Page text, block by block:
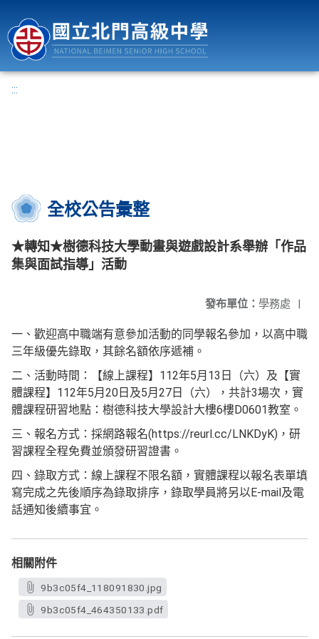
:::
全校公告彙整
★轉知★樹德科技大學動畫與遊戲設計系舉辦「作品
集與面試指導」活動
發布單位： 學務處 |
一、歡迎高中職端有意參加活動的同學報名參加，以高中職
三年級優先錄取，其餘名額依序遞補。
二、活動時間：【線上課程】112年5月13日（六）及【實
體課程】112年5月20日及5月27日（六），共計3場次，實
體課程研習地點：樹德科技大學設計大樓6樓D0601教室。
三、報名方式：採網路報名(https://reurl.cc/LNKDyK)，研
習課程全程免費並頒發研習證書。
四、錄取方式：線上課程不限名額，實體課程以報名表單填
寫完成之先後順序為錄取排序，錄取學員將另以E-mail及電
話通知後續事宜。
相關附件
9b3c05f4_118091830.jpg
9b3c05f4_464350133.pdf